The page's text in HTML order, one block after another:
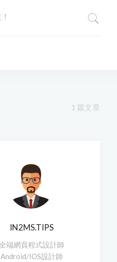
1 篇文章
IN2MS.TIPS
端網頁程式設計師
Android/IOS設計師